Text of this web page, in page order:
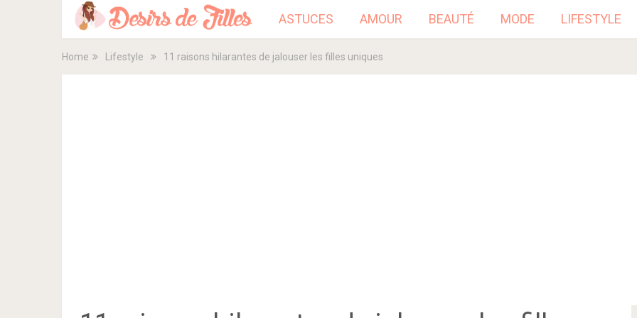
ASTUCES AMOUR BEAUTÉ MODE LIFESTYLE
Home Lifestyle 11 raisons hilarantes de jalouser les filles uniques